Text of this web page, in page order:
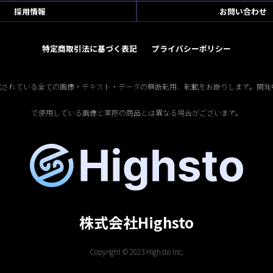
採用情報
お問い合わせ
特定商取引法に基づく表記 プライバシーポリシー
れている全ての画像・テキスト・データの無断転用、転載をお断りします。開
で使用している画像と実際の商品とは異なる場合がございます。
株式会社Highsto
Copyright © 2023 Highsto Inc.